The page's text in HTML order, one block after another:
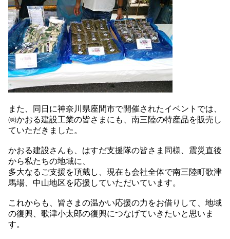
また、同日に神奈川県座間市で開催されたイベントでは、
㈱かおる建設工業の皆さまにも、南三陸の特産品を販売し
ていただきました。
かおる建設さんも、はすだ支援隊の皆さま同様、震災直後
から私たちの地域に、
多大なるご支援を頂戴し、現在も会社全体で南三陸町歌津
馬場、中山地区を応援していただいています。
これからも、皆さまの温かい応援の力をお借りして、地域
の復興、歌津小太郎の復興につなげていきたいと思いま
す。